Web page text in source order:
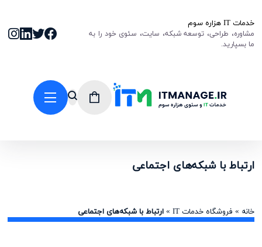
خدمات IT هزاره سوم
مشاوره، طراحی، توسعه شبکه، سایت، سئوی خود را به
ما بسپارید.
ارتباط با شبکه‌های اجتماعی
خانه » فروشگاه خدمات IT »ارتباط با شبکه‌های اجتماعی